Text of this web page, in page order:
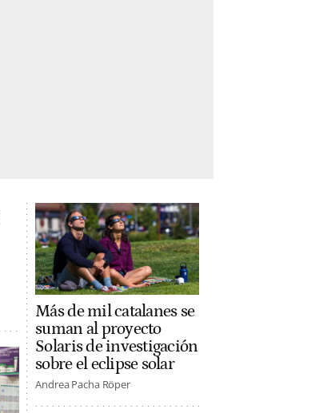
Más de mil catalanes se
suman al proyecto
Solaris de investigación
sobre el eclipse solar
Andrea Pacha Röper